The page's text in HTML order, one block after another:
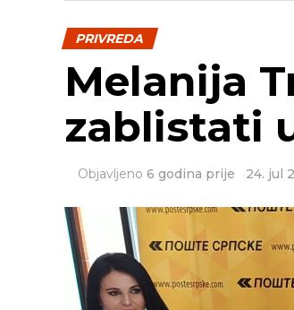
PRIVREDA
Melanija
zablistati
Objavljeno 6 godina prije 24. jul